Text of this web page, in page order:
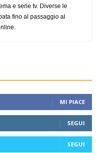
e serie tv. Diverse le
fino al passaggio al
MI PIACE
SEGUI
SEGUI